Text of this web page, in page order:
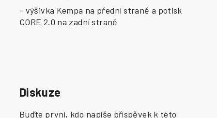
- výšivka Kempa na přední straně a potisk
CORE 2.0 na zadní straně
Diskuze
Buďte první, kdo napíše příspěvek k této